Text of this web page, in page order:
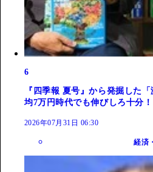
6
『四季報 夏号』から発掘した
均7万円時代でも伸びしろ十分！
2026年07月31日 06:30
経済